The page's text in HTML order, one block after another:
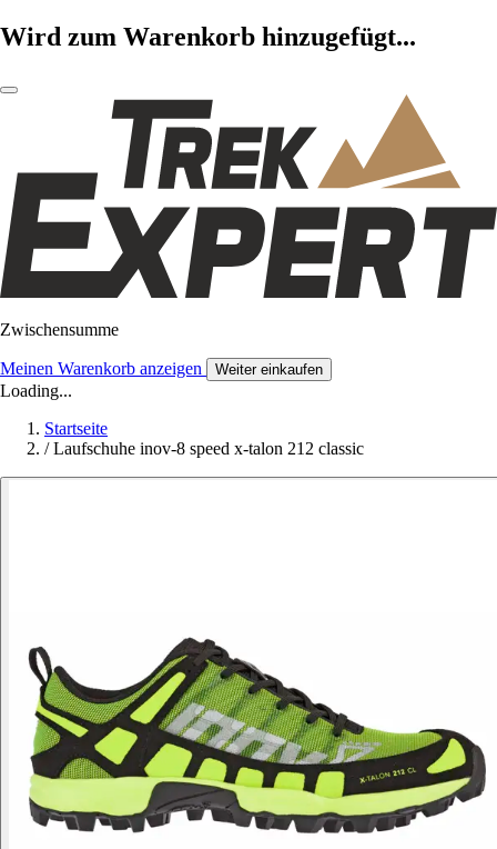
Wird zum Warenkorb hinzugefügt...
Zwischensumme
Meinen Warenkorb anzeigen Weiter einkaufen
Loading...
Startseite
/ Laufschuhe inov-8 speed x-talon 212 classic